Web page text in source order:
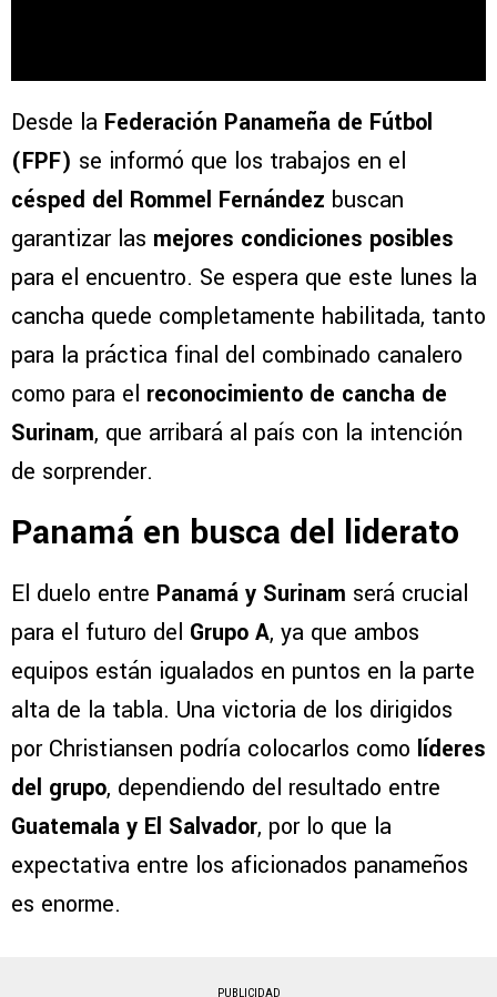
Desde la Federación Panameña de Fútbol
(FPF) se informó que los trabajos en el
césped del Rommel Fernández buscan
garantizar las mejores condiciones posibles
para el encuentro. Se espera que este lunes la
cancha quede completamente habilitada, tanto
para la práctica final del combinado canalero
como para el reconocimiento de cancha de
Surinam, que arribará al país con la intención
de sorprender.
Panamá en busca del liderato
El duelo entre Panamá y Surinam será crucial
para el futuro del Grupo A, ya que ambos
equipos están igualados en puntos en la parte
alta de la tabla. Una victoria de los dirigidos
por Christiansen podría colocarlos como líderes
del grupo, dependiendo del resultado entre
Guatemala y El Salvador, por lo que la
expectativa entre los aficionados panameños
es enorme.
PUBLICIDAD